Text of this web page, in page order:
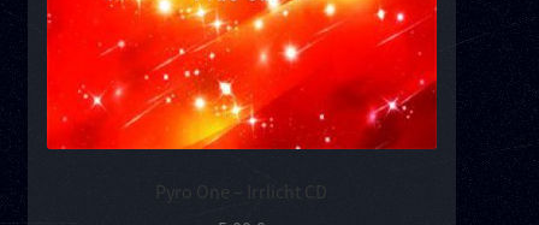
Pyro One – Irrlicht CD